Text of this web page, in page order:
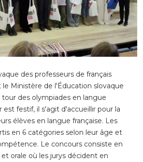
des professeurs de français
Ministère de l'Éducation slovaque
tour des olympiades en langue
est festif, il s'agit d'accueillir pour la
élèves en langue française. Les
en 6 catégories selon leur âge et
Le concours consiste en
orale où les jurys décident en